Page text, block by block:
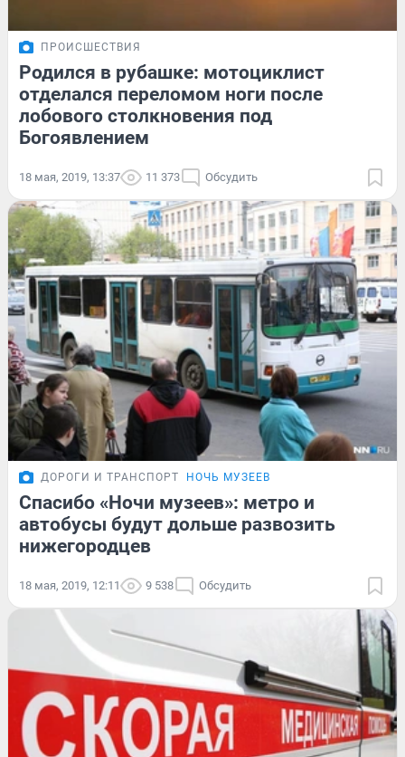
ПРОИСШЕСТВИЯ
Родился в рубашке: мотоциклист
отделался переломом ноги после
лобового столкновения под
Богоявлением
18 мая, 2019, 13:37 11 373 Обсудить
ДОРОГИ И ТРАНСПОРТ НОЧЬ МУЗЕЕВ
Спасибо «Ночи музеев»: метро и
автобусы будут дольше развозить
нижегородцев
18 мая, 2019, 12:11 9 538 Обсудить